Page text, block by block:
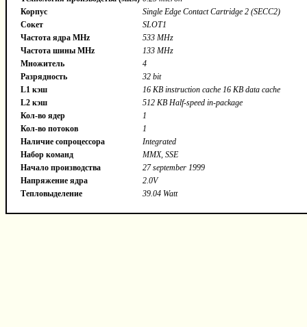
Корпус
Single Edge Contact Cartridge 2 (SECC2)
Сокет
SLOT1
Частота ядра MHz
533 MHz
Частота шины MHz
133 MHz
Множитель
4
Разрядность
32 bit
L1 кэш
16 KB instruction cache 16 KB data cache
L2 кэш
512 KB Half-speed in-package
Кол-во ядер
1
Кол-во потоков
1
Наличие сопроцессора
Integrated
Набор команд
MMX, SSE
Начало производства
27 september 1999
Напряжение ядра
2.0V
Тепловыделение
39.04 Watt